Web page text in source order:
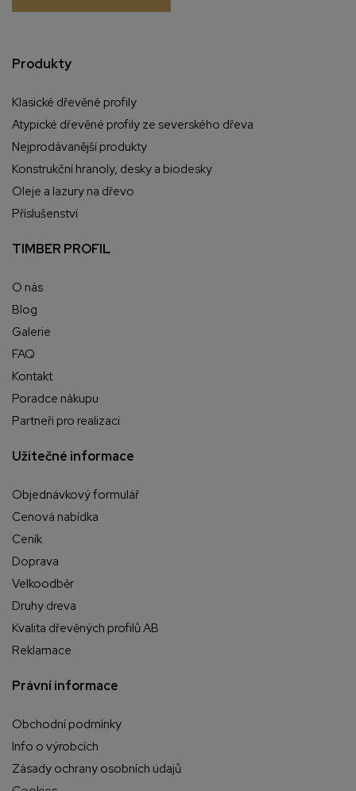
Produkty
Klasické dřevěné profily
Atypické dřevěné profily ze severského dřeva
Nejprodávanější produkty
Konstrukční hranoly, desky a biodesky
Oleje a lazury na dřevo
Příslušenství
TIMBER PROFIL
O nás
Blog
Galerie
FAQ
Kontakt
Poradce nákupu
Partneři pro realizaci
Užitečné informace
Objednávkový formulář
Cenová nabídka
Ceník
Doprava
Velkoodběr
Druhy dreva
Kvalita dřevěných profilů AB
Reklamace
Právní informace
Obchodní podmínky
Info o výrobcích
Zásady ochrany osobních údajů